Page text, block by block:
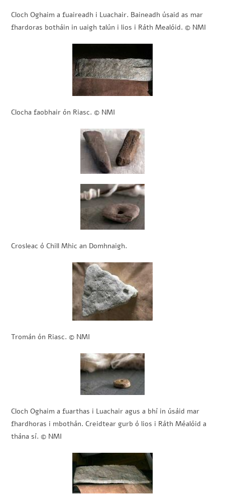
Cloch Oghaim a fuaireadh i Luachair. Baineadh úsaid as mar
fhardoras botháin in uaigh talún i lios i Ráth Mealóid. © NMI
Clocha faobhair ón Riasc. © NMI
Crosleac ó Chill Mhic an Domhnaigh.
Tromán ón Riasc. © NMI
Cloch Oghaim a fuarthas i Luachair agus a bhí in úsáid mar
fhardhoras i mbothán. Creidtear gurb ó lios i Ráth Méalóid a
thána sí. © NMI